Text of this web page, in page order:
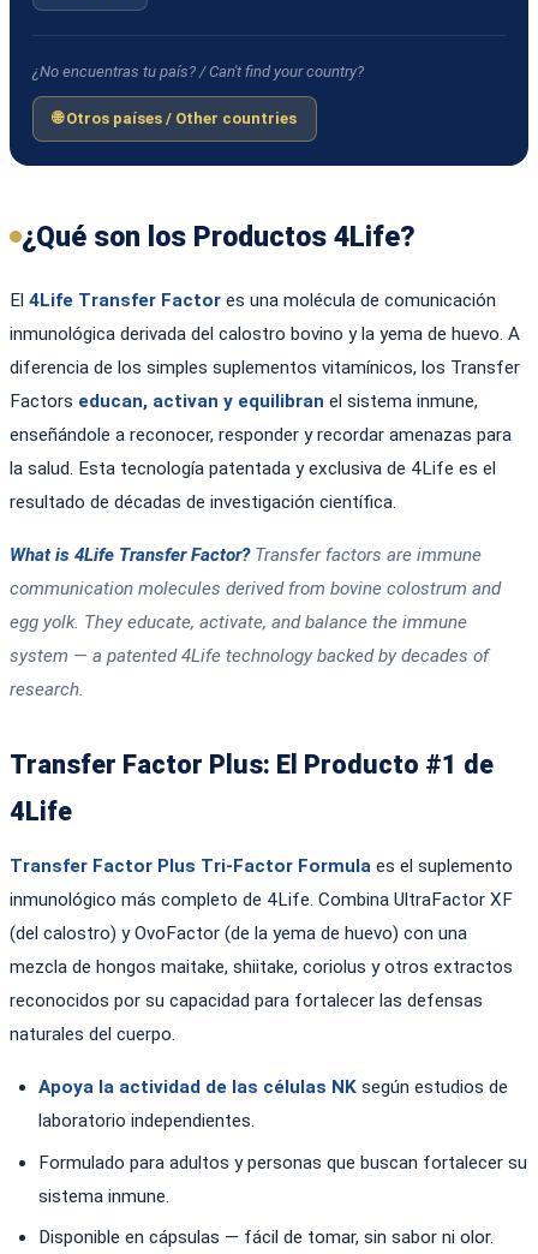
¿No encuentras tu país? / Can't find your country?
🌐 Otros países / Other countries
¿Qué son los Productos 4Life?
El 4Life Transfer Factor es una molécula de comunicación
inmunológica derivada del calostro bovino y la yema de huevo. A
diferencia de los simples suplementos vitamínicos, los Transfer
Factors educan, activan y equilibran el sistema inmune,
enseñándole a reconocer, responder y recordar amenazas para
la salud. Esta tecnología patentada y exclusiva de 4Life es el
resultado de décadas de investigación científica.
What is 4Life Transfer Factor?Transfer factors are immune
communication molecules derived from bovine colostrum and
egg yolk. They educate, activate, and balance the immune
system — a patented 4Life technology backed by decades of
research.
Transfer Factor Plus: El Producto #1 de
4Life
Transfer Factor Plus Tri-Factor Formula es el suplemento
inmunológico más completo de 4Life. Combina UltraFactor XF
(del calostro) y OvoFactor (de la yema de huevo) con una
mezcla de hongos maitake, shiitake, coriolus y otros extractos
reconocidos por su capacidad para fortalecer las defensas
naturales del cuerpo.
Apoya la actividad de las células NK según estudios de
laboratorio independientes.
Formulado para adultos y personas que buscan fortalecer su
sistema inmune.
Disponible en cápsulas — fácil de tomar, sin sabor ni olor.